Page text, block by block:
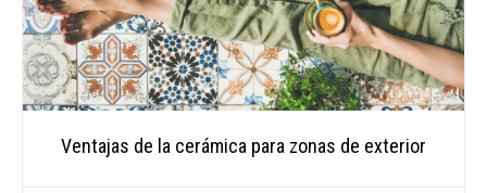
Ventajas de la cerámica para zonas de exterior